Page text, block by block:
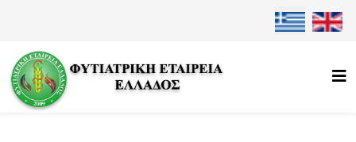
Επιλέξτε τη